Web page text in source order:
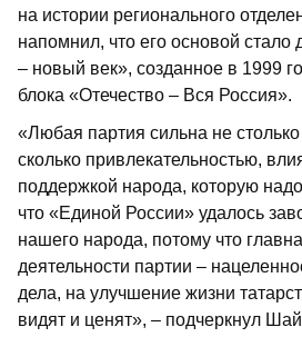
на истории регионального
напомнил, что его основой стало
– новый век», созданное в 1999
блока «Отечество – Вся Россия».
«Любая партия сильна не
сколько привлекательностью,
поддержкой народа, которую
что «Единой России» удалось
нашего народа, потому что
деятельности партии –
дела, на улучшение жизни
видят и ценят», – подчеркнул